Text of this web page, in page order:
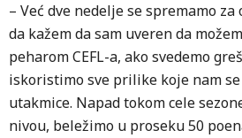
– Već dve nedelje se spremamo
da kažem da sam uveren da
peharom CEFL-a, ako svedemo
iskoristimo sve prilike koje nam
utakmice. Napad tokom cele
nivou, beležimo u proseku 50